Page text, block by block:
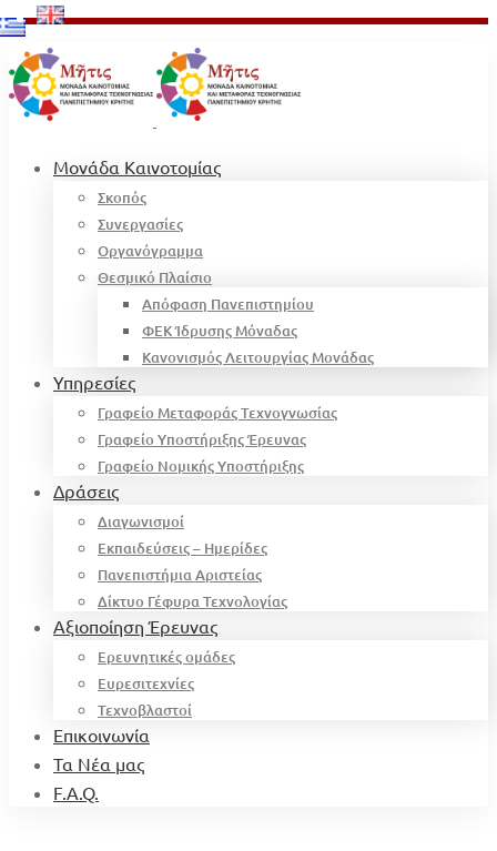
Μονάδα Καινοτομίας
Σκοπός
Συνεργασίες
Οργανόγραμμα
Θεσμικό Πλαίσιο
Απόφαση Πανεπιστημίου
ΦΕΚ Ίδρυσης Μόναδας
Κανονισμός Λειτουργίας Μονάδας
Υπηρεσίες
Γραφείο Μεταφοράς Τεχνογνωσίας
Γραφείο Υποστήριξης Έρευνας
Γραφείο Νομικής Υποστήριξης
Δράσεις
Διαγωνισμοί
Εκπαιδεύσεις – Ημερίδες
Πανεπιστήμια Αριστείας
Δίκτυο Γέφυρα Τεχνολογίας
Αξιοποίηση Έρευνας
Ερευνητικές ομάδες
Ευρεσιτεχνίες
Τεχνοβλαστοί
Επικοινωνία
Τα Νέα μας
F.A.Q.